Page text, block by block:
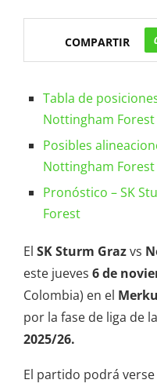
COMPARTIR
Tabla de
Nottingham Forest
Posibles
Nottingham Forest
Pronóstico – SK
Forest
El SK Sturm Grazvs
este jueves 6 de
Colombia) en el
por la fase de liga de la
2025/26.
El partido podrá